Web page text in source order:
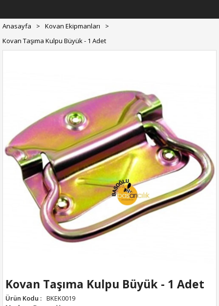
Anasayfa > Kovan Ekipmanları
>
Kovan Taşıma Kulpu Büyük - 1 Adet
Kovan Taşıma Kulpu Büyük - 1 Adet
Ürün Kodu : BKEK0019